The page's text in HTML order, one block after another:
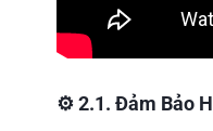
⚙️2.1. Đảm Bảo